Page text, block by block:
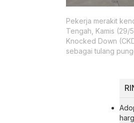
Pekerja merakit
Tengah, Kamis
Knocked Down
sebagai tulang